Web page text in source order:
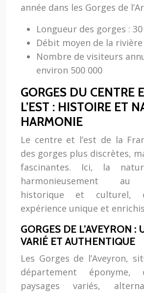
année dans les Gorges de
Longueur des gorges :
Débit moyen de la rivière
Nombre de visiteurs
environ 500 000
GORGES DU CENTRE
L’EST : HISTOIRE ET
HARMONIE
Le centre et l’est de la
des gorges plus discrètes,
fascinantes. Ici, la
harmonieusement au
historique et culturel,
expérience unique et
GORGES DE L’AVEYRON :
VARIÉ ET AUTHENTIQUE
Les Gorges de l’Aveyron,
département éponyme,
paysages variés,